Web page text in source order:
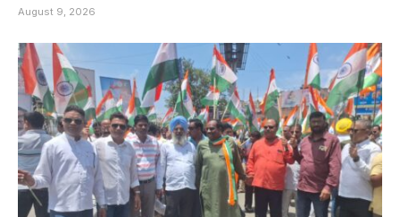
August 9, 2026